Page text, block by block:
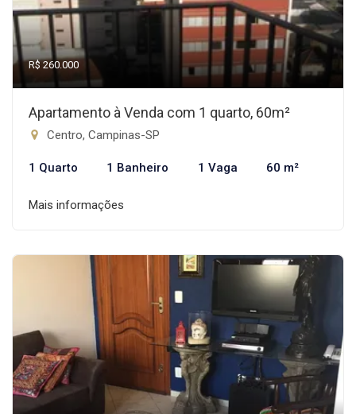
R$ 260.000
Apartamento à Venda com 1 quarto, 60m²
Centro, Campinas-SP
1 Quarto 1 Banheiro 1 Vaga 60 m²
Mais informações